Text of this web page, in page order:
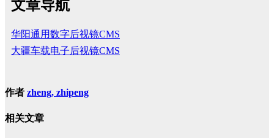
文章导航
华阳通用数字后视镜CMS
大疆车载电子后视镜CMS
作者 zheng, zhipeng
相关文章